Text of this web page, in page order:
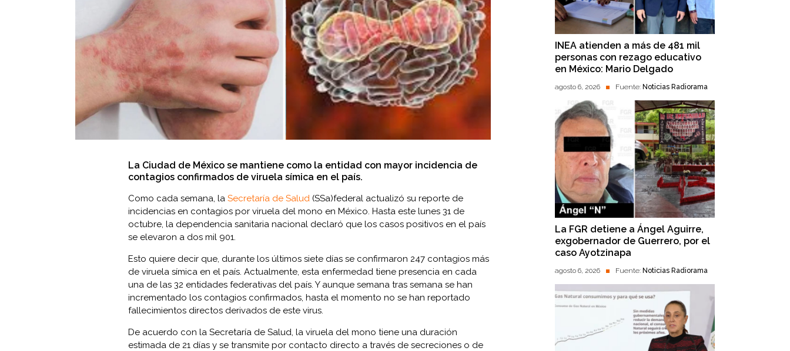
La Ciudad de México se mantiene como la entidad con mayor incidencia de
contagios confirmados de viruela símica en el país.
Como cada semana, la Secretaría de Salud (SSa)federal actualizó su reporte de
incidencias en contagios por viruela del mono en México. Hasta este lunes 31 de
octubre, la dependencia sanitaria nacional declaró que los casos positivos en el país
se elevaron a dos mil 901.
Esto quiere decir que, durante los últimos siete días se confirmaron 247 contagios más
de viruela símica en el país. Actualmente, esta enfermedad tiene presencia en cada
una de las 32 entidades federativas del país. Y aunque semana tras semana se han
incrementado los contagios confirmados, hasta el momento no se han reportado
fallecimientos directos derivados de este virus.
De acuerdo con la Secretaría de Salud, la viruela del mono tiene una duración
estimada de 21 días y se transmite por contacto directo a través de secreciones o de
INEA atienden a más de 481 mil
personas con rezago educativo
en México: Mario Delgado
agosto 6, 2026 Fuente: Noticias Radiorama
La FGR detiene a Ángel Aguirre,
exgobernador de Guerrero, por el
caso Ayotzinapa
agosto 6, 2026 Fuente: Noticias Radiorama